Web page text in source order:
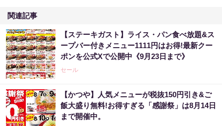
関連記事
【ステーキガスト】ライス・パン食べ放題&ス
ープバー付きメニュー1111円はお得!最新クー
ポンを公式Xで公開中《9月23日まで》
セール
【かつや】人気メニューが税抜150円引き&ご
飯大盛り無料!お得すぎる「感謝祭」は8月14日
まで開催中。